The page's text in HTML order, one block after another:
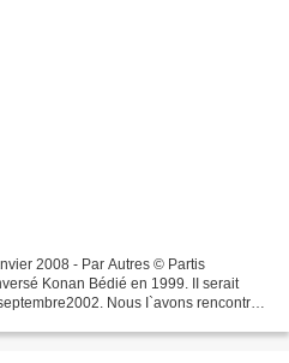
2008 - Par Autres © Partis
Konan Bédié en 1999. II serait
Nous I`avons rencontré,